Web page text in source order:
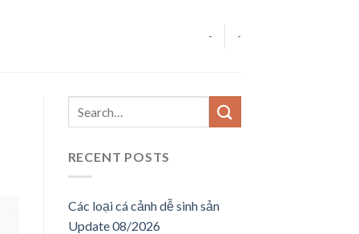
- -
RECENT POSTS
Các loại cá cảnh dễ sinh sản
Update 08/2026